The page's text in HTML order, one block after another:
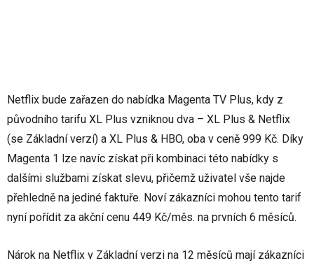
Netflix bude zařazen do nabídka Magenta TV Plus, kdy z
původního tarifu XL Plus vzniknou dva – XL Plus & Netflix
(se Základní verzí) a XL Plus & HBO, oba v ceně 999 Kč. Díky
Magenta 1 lze navíc získat při kombinaci této nabídky s
dalšími službami získat slevu, přičemž uživatel vše najde
přehledně na jediné faktuře. Noví zákazníci mohou tento tarif
nyní pořídit za akční cenu 449 Kč/měs. na prvních 6 měsíců.
Nárok na Netflix v Základní verzi na 12 měsíců mají zákazníci